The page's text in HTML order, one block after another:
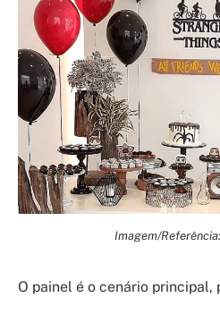
Imagem/
O painel é o cenário principal,